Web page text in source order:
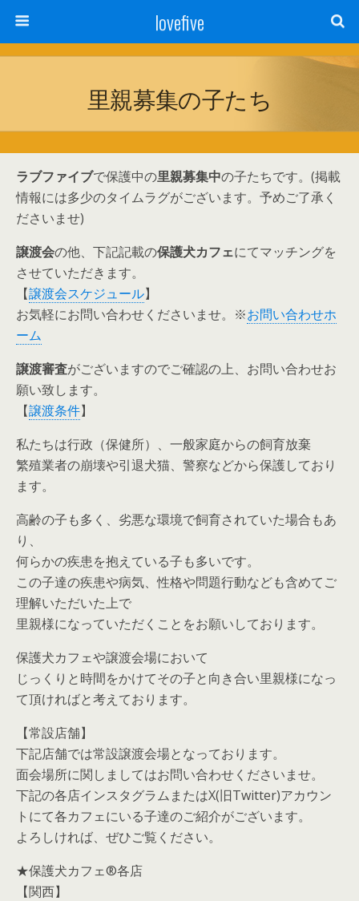
lovefive
里親募集の子たち
ラブファイブで保護中の里親募集中の子たちです。(掲載
情報には多少のタイムラグがございます。予めご了承く
ださいませ)
譲渡会の他、下記記載の保護犬カフェにてマッチングを
させていただきます。
【譲渡会スケジュール】
お気軽にお問い合わせくださいませ。※お問い合わせホ
ーム
譲渡審査がございますのでご確認の上、お問い合わせお
願い致します。
【譲渡条件】
私たちは行政（保健所）、一般家庭からの飼育放棄
繁殖業者の崩壊や引退犬猫、警察などから保護しており
ます。
高齢の子も多く、劣悪な環境で飼育されていた場合もあ
り、
何らかの疾患を抱えている子も多いです。
この子達の疾患や病気、性格や問題行動なども含めてご
理解いただいた上で
里親様になっていただくことをお願いしております。
保護犬カフェや譲渡会場において
じっくりと時間をかけてその子と向き合い里親様になっ
て頂ければと考えております。
【常設店舗】
下記店舗では常設譲渡会場となっております。
面会場所に関しましてはお問い合わせくださいませ。
下記の各店インスタグラムまたはX(旧Twitter)アカウン
トにて各カフェにいる子達のご紹介がございます。
よろしければ、ぜひご覧ください。
★保護犬カフェ®各店
【関西】